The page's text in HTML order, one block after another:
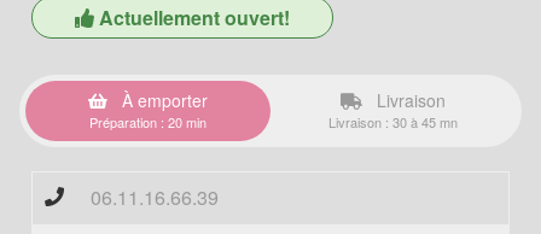
Actuellement ouvert!
À emporter
Préparation : 20 min
Livraison
Livraison : 30 à 45 mn
06.11.16.66.39